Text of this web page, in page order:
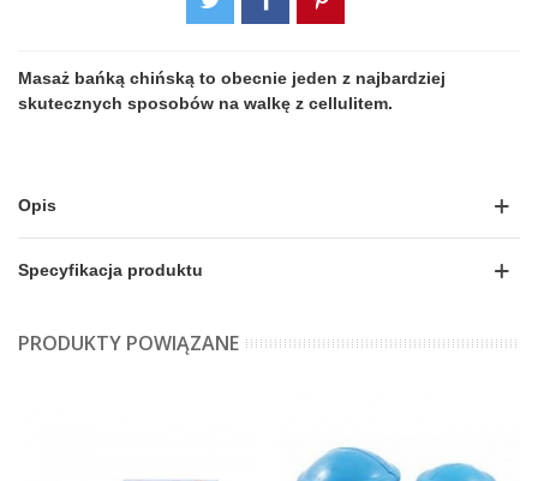
Masaż bańką chińską to obecnie jeden z najbardziej
skutecznych sposobów na walkę z cellulitem.
Opis
Specyfikacja produktu
PRODUKTY POWIĄZANE